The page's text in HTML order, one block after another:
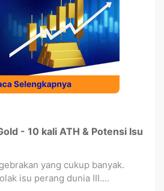
- 10 kali ATH & Potensi Isu
yang cukup banyak.
isu perang dunia III....